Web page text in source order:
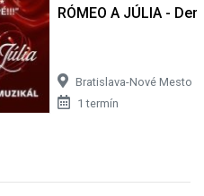
RÓMEO A JÚLIA -
Bratislava-Nové Mesto
1 termín